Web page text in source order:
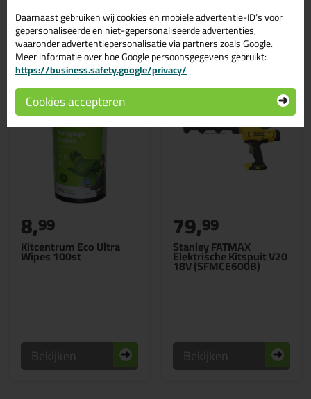
Gerelateerde producten
Kitcentrum Eco Ultra
Wipes 100st
8,99
Bekijken
Stanley FATMAX
Elektrische Kitspuit V20
18V (SFMCE600B)
79,99
Bekijken
Daarnaast gebruiken wij cookies en mobiele advertentie-ID’s voor
gepersonaliseerde en niet-gepersonaliseerde advertenties,
waaronder advertentiepersonalisatie via partners zoals Google.
Meer informatie over hoe Google persoonsgegevens gebruikt:
https://business.safety.google/privacy/
Cookies accepteren